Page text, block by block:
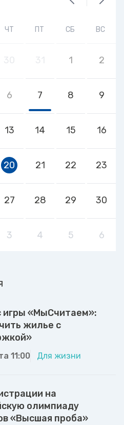
ЧТ ПТ СБ ВС
1 2
6 7 8 9
13 14 15 16
20 21 22 23
27 28 29 30
3 4 5 6
игры «МыСчитаем»:
жилье с
11:00 Для жизни
на
олимпиаду
«Высшая проба»